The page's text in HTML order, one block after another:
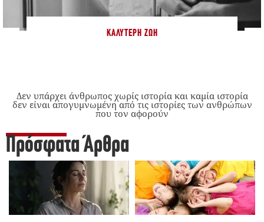
ΚΑΛΎΤΕΡΗ ΖΩΉ
Δεν υπάρχει άνθρωπος χωρίς ιστορία και καμία ιστορία
δεν είναι απογυμνωμένη από τις ιστορίες των ανθρώπων
που τον αφορούν
Πρόσφατα Άρθρα